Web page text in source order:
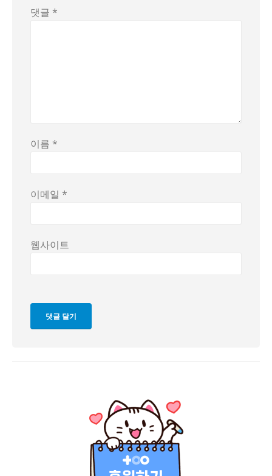
댓글 *
이름 *
이메일 *
웹사이트